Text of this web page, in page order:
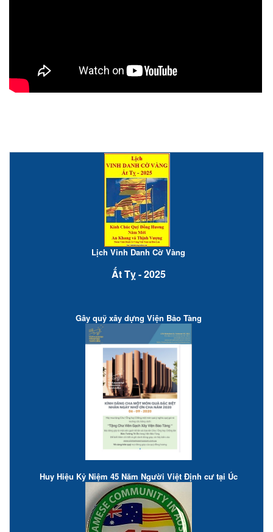
Lịch Vinh Danh Cờ Vàng
Ất Tỵ - 2025
Gây quỹ xây dựng Viện Bảo Tàng
Huy Hiệu Kỷ Niệm 45 Năm Người Việt Định cư tại Úc